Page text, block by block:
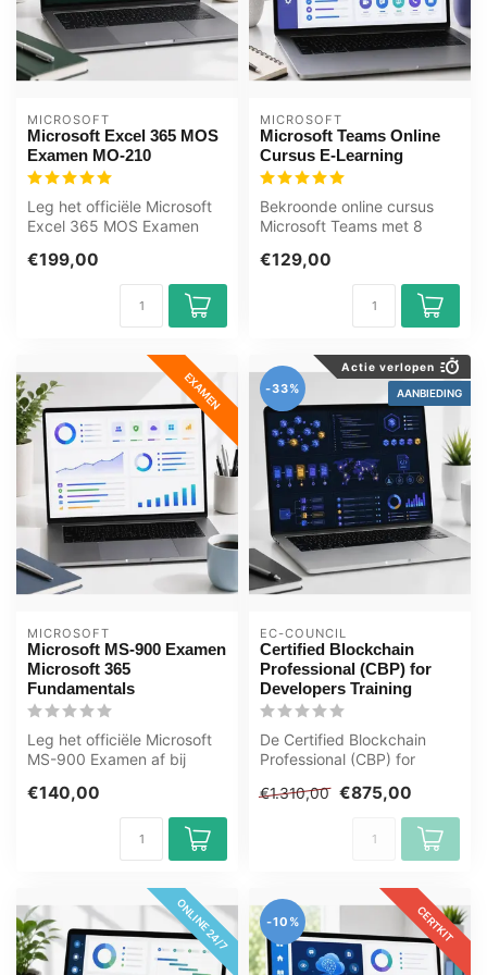
MICROSOFT
Microsoft Excel 365 MOS
Examen MO-210
Leg het officiële Microsoft
Excel 365 MOS Examen
Certi...
€199,00
MICROSOFT
Microsoft Teams Online
Cursus E-Learning
Bekroonde online cursus
Microsoft Teams met 8
kennischecks...
€129,00
EXAMEN
MICROSOFT
Microsoft MS-900 Examen
Microsoft 365
Fundamentals
Leg het officiële Microsoft
MS-900 Examen af bij
examencen...
€140,00
AANBIEDING
Actie verlopen
-33%
EC-COUNCIL
Certified Blockchain
Professional (CBP) for
Developers Training
De Certified Blockchain
Professional (CBP) for
ontwo...
€1.310,00 €875,00
ONLINE 24/7 CERTKIT
-10%